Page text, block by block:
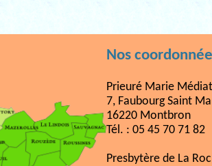
Nos
Prieuré Marie
7, Faubourg Saint
16220 Montbron
Tél. : 05 45 70 71 82
Presbytère de La